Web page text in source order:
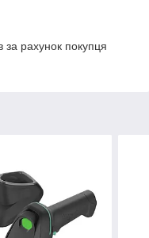
рахунок покупця